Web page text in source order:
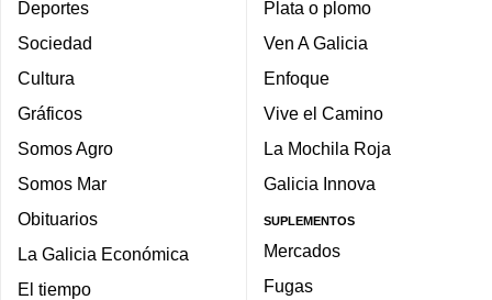
Deportes
Sociedad
Cultura
Gráficos
Somos Agro
Somos Mar
Obituarios
La Galicia Económica
El tiempo
Plata o plomo
Ven A Galicia
Enfoque
Vive el Camino
La Mochila Roja
Galicia Innova
SUPLEMENTOS
Mercados
Fugas